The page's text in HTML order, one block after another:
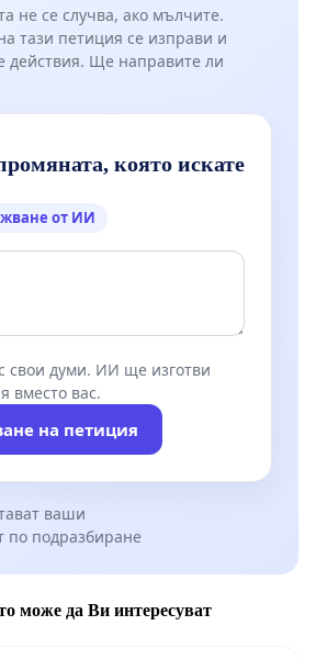
не се случва, ако мълчите.
тази петиция се изправи и
действия. Ще направите ли
която искате
от ИИ
свои думи. ИИ ще изготви
вместо вас.
на петиция
ваши
по подразбиране
може да Ви интересуват